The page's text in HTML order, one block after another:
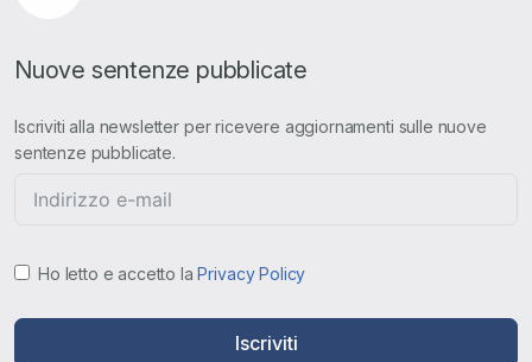
Nuove sentenze pubblicate
Iscriviti alla newsletter per ricevere aggiornamenti sulle nuove
sentenze pubblicate.
Ho letto e accetto laPrivacy Policy
Iscriviti